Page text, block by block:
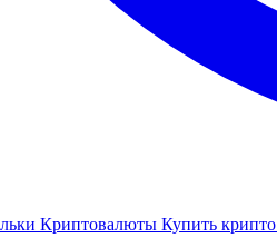
Криптовалюты Купить крипто